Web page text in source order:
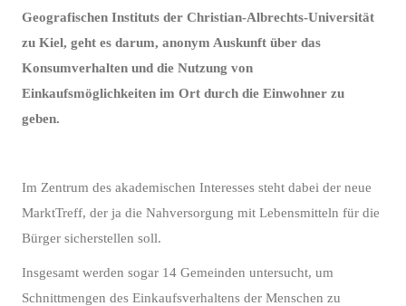
Geografischen Instituts der Christian-Albrechts-Universität
zu Kiel, geht es darum, anonym Auskunft über das
Konsumverhalten und die Nutzung von
Einkaufsmöglichkeiten im Ort durch die Einwohner zu
geben.
Im Zentrum des akademischen Interesses steht dabei der neue
MarktTreff, der ja die Nahversorgung mit Lebensmitteln für die
Bürger sicherstellen soll.
Insgesamt werden sogar 14 Gemeinden untersucht, um
Schnittmengen des Einkaufsverhaltens der Menschen zu